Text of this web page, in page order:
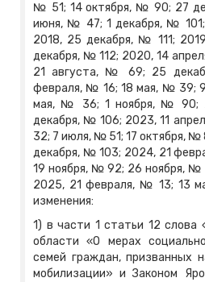
№ 51; 14 октября, № 90; 27
июня, № 47; 1 декабря, №
2018, 25 декабря, № 111;
декабря, № 112; 2020, 14
21 августа, № 69; 25
февраля, № 16; 18 мая, № 39;
мая, № 36; 1 ноября, № 90;
декабря, № 106; 2023, 11
32; 7 июля, № 51; 17 октября,
декабря, № 103; 2024, 21
19 ноября, № 92; 26 ноября, №
2025, 21 февраля, № 13; 13
изменения:
1) в части 1 статьи 12 слова
области «О мерах
семей граждан, призванных
мобилизации» и Законом